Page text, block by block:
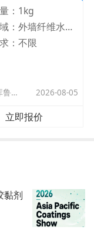
： 1kg
：
外墙纤维水泥板
：不限
巴音库鲁提镇,托帕口岸六号库房 2026-08-05
立即报价
黏剂